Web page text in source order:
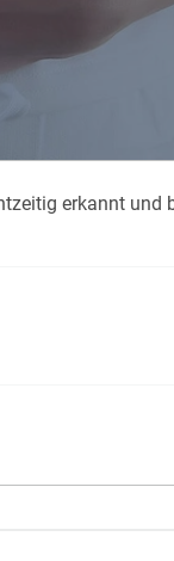
in der
Überspannung
erkannt und